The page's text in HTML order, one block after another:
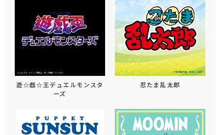
遊☆戯☆王デュエルモンスタ
ーズ
忍たま乱太郎